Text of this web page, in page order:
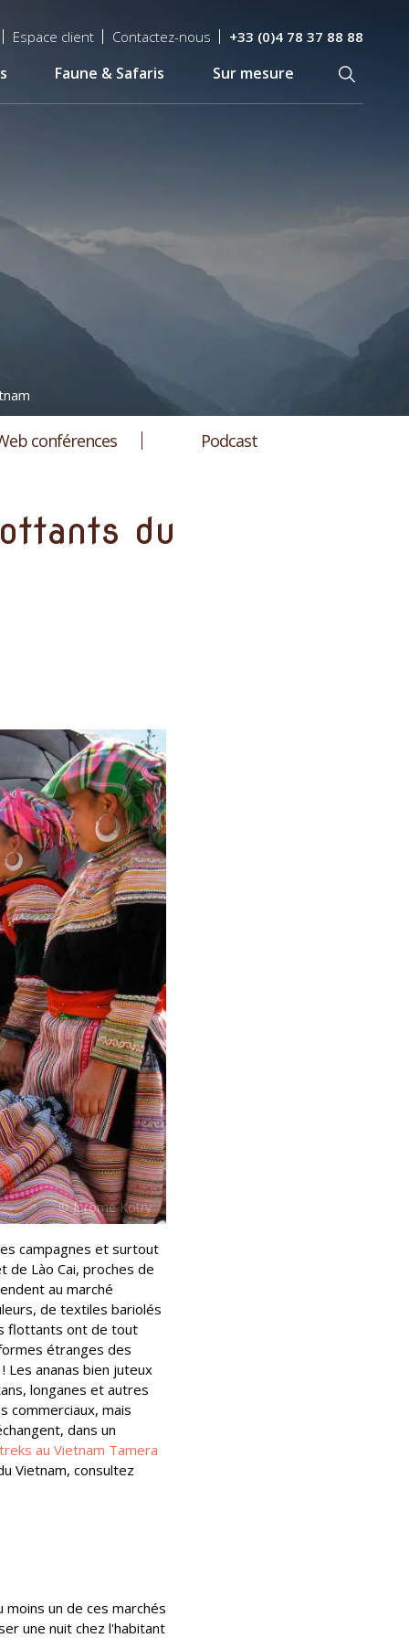
Espace client Contactez-nous +33 (0)4 78 37 88 88
Faune & Safaris Sur mesure
conférences Podcast
du
campagnes et surtout
de Lào Cai, proches de
au marché
de textiles bariolés
flottants ont de tout
étranges des
ananas bien juteux
longanes et autres
commerciaux, mais
dans un
au Vietnam Tamera
Vietnam, consultez
un de ces marchés
une nuit chez l'habitant